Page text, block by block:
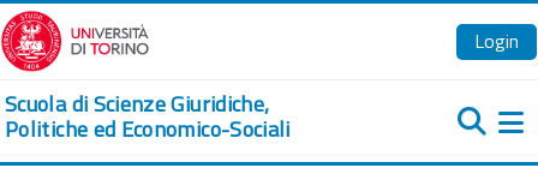
Vai al contenuto principale
Login
Scuola di Scienze Giuridiche,
Politiche ed Economico-Sociali